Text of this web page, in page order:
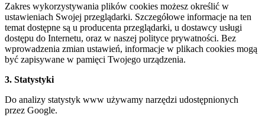
Zakres wykorzystywania plików cookies możesz określić w
ustawieniach Swojej przeglądarki. Szczegółowe informacje na ten
temat dostępne są u producenta przeglądarki, u dostawcy usługi
dostępu do Internetu, oraz w naszej polityce prywatności. Bez
wprowadzenia zmian ustawień, informacje w plikach cookies mogą
być zapisywane w pamięci Twojego urządzenia.
3. Statystyki
Do analizy statystyk www używamy narzędzi udostępnionych
przez Google.